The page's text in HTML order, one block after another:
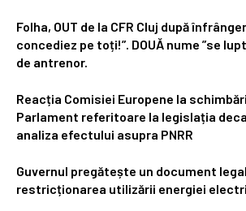
Folha, OUT de la CFR Cluj după
concediez pe toți!”. DOUĂ nume ”se
de antrenor.
Reacția Comisiei Europene la
Parlament referitoare la legislația
analiza efectului asupra PNRR
Guvernul pregătește un document
restricționarea utilizării energiei